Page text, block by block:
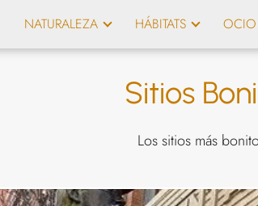
NATURALEZA HÁBITATS OCIO
Sitios
Los sitios más